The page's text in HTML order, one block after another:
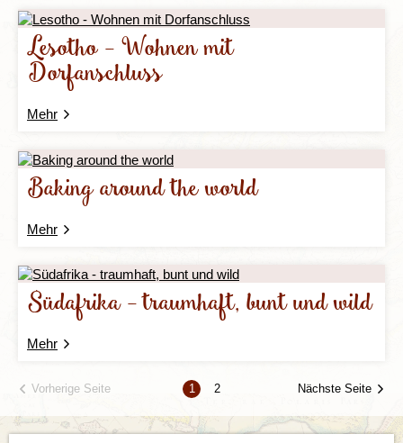
Lesotho - Wohnen mit
Dorfanschluss
Mehr
Baking around the world
Mehr
Südafrika - traumhaft, bunt und wild
Mehr
Vorherige Seite 1 2 Nächste Seite